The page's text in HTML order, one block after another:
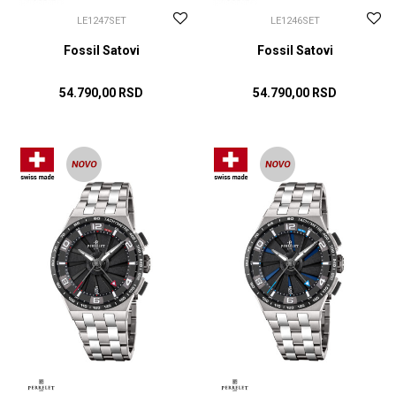
LE1247SET
Fossil Satovi
54.790,00 RSD
DODAJ U KORPU
LE1246SET
Fossil Satovi
54.790,00 RSD
DODAJ U KORPU